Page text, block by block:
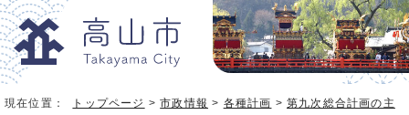
現在位置： トップページ >市政情報 > 各種計画 >第九次総合計画の主